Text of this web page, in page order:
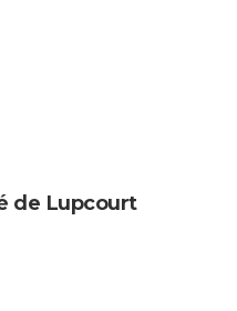
de Lupcourt